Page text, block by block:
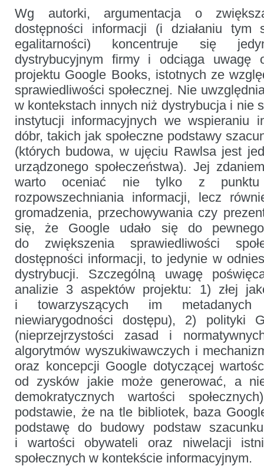
Wg autorki, argumentacja o
dostępności informacji (i działaniu
egalitarności) koncentruje się
dystrybucyjnym firmy i odciąga uwagę
projektu Google Books, istotnych ze
sprawiedliwości społecznej. Nie
w kontekstach innych niż dystrybucja i nie
instytucji informacyjnych we wspieraniu
dóbr, takich jak społeczne podstawy
(których budowa, w ujęciu Rawlsa jest
urządzonego społeczeństwa). Jej
warto oceniać nie tylko z punktu
rozpowszechniania informacji, lecz
gromadzenia, przechowywania czy
się, że Google udało się do
do zwiększenia sprawiedliwości
dostępności informacji, to jedynie w
dystrybucji. Szczególną uwagę
analizie 3 aspektów projektu: 1) złej
i towarzyszących im
niewiarygodności dostępu), 2) polityki
(nieprzejrzystości zasad i
algorytmów wyszukiwawczych i
oraz koncepcji Google dotyczącej
od zysków jakie może generować, a
demokratycznych wartości
podstawie, że na tle bibliotek, baza
podstawę do budowy podstaw
i wartości obywateli oraz niwelacji
społecznych w kontekście informacyjnym.